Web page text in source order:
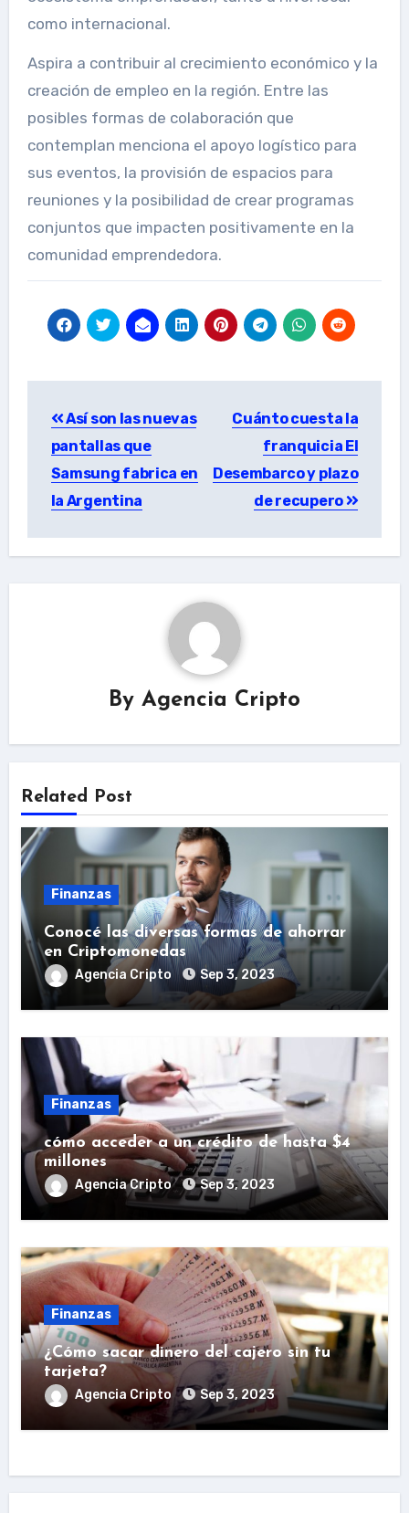
como internacional.
Aspira a contribuir al crecimiento económico y la
creación de empleo en la región. Entre las
posibles formas de colaboración que
contemplan menciona el apoyo logístico para
sus eventos, la provisión de espacios para
reuniones y la posibilidad de crear programas
conjuntos que impacten positivamente en la
comunidad emprendedora.
navigation
Así son las nuevas
pantallas que
Samsung fabrica en
la Argentina
Cuánto cuesta la
franquicia El
Desembarco y plazo
de recupero
By Agencia Cripto
Related Post
Finanzas
Conocé las diversas formas de ahorrar
en Criptomonedas
Agencia Cripto Sep 3, 2023
Finanzas
cómo acceder a un crédito de hasta $4
millones
Agencia Cripto Sep 3, 2023
Finanzas
¿Cómo sacar dinero del cajero sin tu
tarjeta?
Agencia Cripto Sep 3, 2023